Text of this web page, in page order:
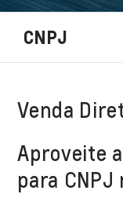
CNPJ
Venda
Aproveite
para